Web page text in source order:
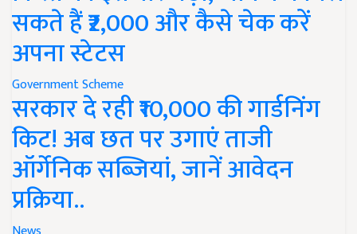
सकते हैं ₹2,000 और कैसे चेक करें
अपना स्टेटस
Government Scheme
सरकार दे रही ₹10,000 की गार्डनिंग
किट! अब छत पर उगाएं ताजी
ऑर्गेनिक सब्जियां, जानें आवेदन
प्रक्रिया..